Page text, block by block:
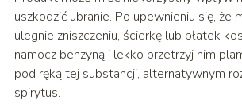
uszkodzić ubranie. Po upewnieniu się, że
ulegnie zniszczeniu, ścierkę lub płatek
namocz benzyną i lekko przetrzyj nim
pod ręką tej substancji, alternatywnym
spirytus.